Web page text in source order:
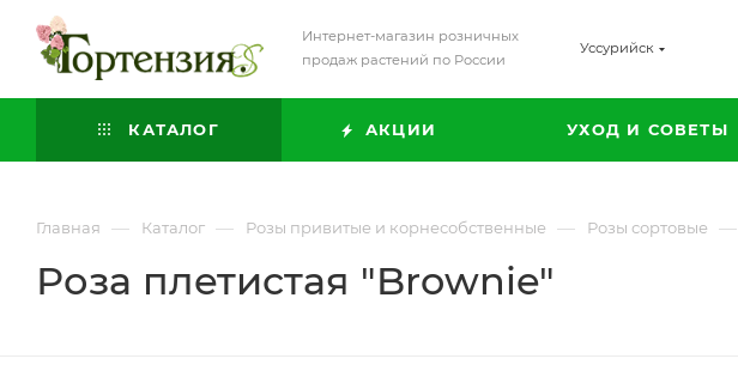
Интернет-магазин розничных
продаж растений по России
Уссурийск
КАТАЛОГ АКЦИИ УХОД И СОВЕТЫ
Главная — Каталог — Розы привитые и корнесобственные — Розы сортовые —
Роза плетистая "Brownie"